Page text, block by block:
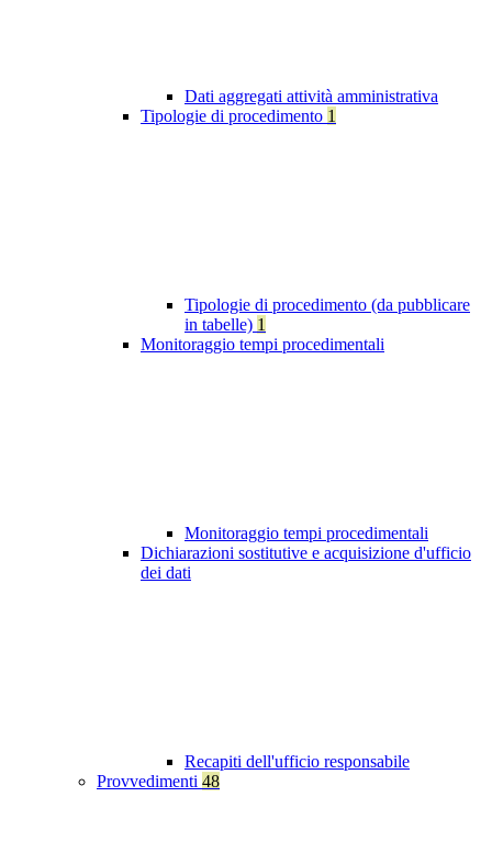
Dati aggregati attività amministrativa
Tipologie di procedimento 1
Tipologie di procedimento (da pubblicare
in tabelle) 1
Monitoraggio tempi procedimentali
Monitoraggio tempi procedimentali
Dichiarazioni sostitutive e acquisizione d'ufficio
dei dati
Recapiti dell'ufficio responsabile
Provvedimenti 48